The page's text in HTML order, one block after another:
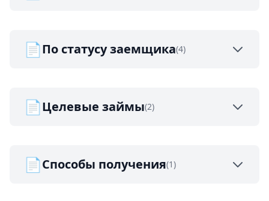
📄По статусу заемщика(4)
📄Целевые займы(2)
📄Способы получения(1)